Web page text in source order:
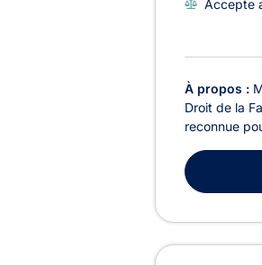
Accepte
À propos :
Droit de la
reconnue